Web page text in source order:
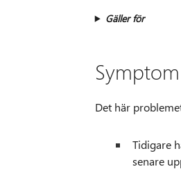
Gäller för
Symptom
Det här
Tidigare
senare